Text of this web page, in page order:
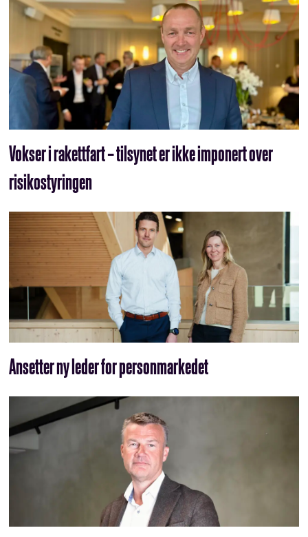
Vokser i rakettfart – tilsynet er ikke imponert over
risikostyringen
Ansetter ny leder for personmarkedet